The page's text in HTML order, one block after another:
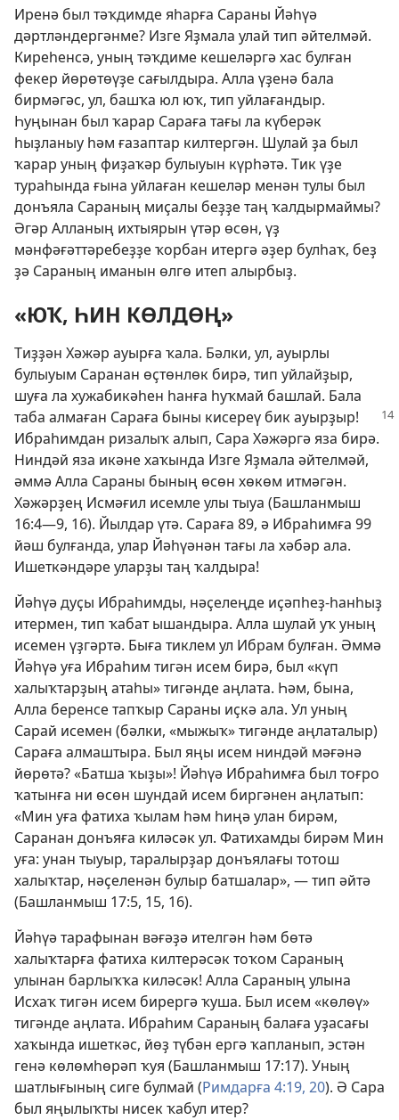
Иренә был тәҡдимде яһарға Сараны Йәһүә
дәртләндергәнме? Изге Яҙмала улай тип әйтелмәй.
Киреһенсә, уның тәҡдиме кешеләргә хас булған
фекер йөрөтөүҙе сағылдыра. Алла үҙенә бала
бирмәгәс, ул, башҡа юл юҡ, тип уйлағандыр.
Һуңынан был ҡарар Сараға тағы ла күберәк
һыҙланыу һәм ғазаптар килтергән. Шулай ҙа был
ҡарар уның фиҙаҡәр булыуын күрһәтә. Тик үҙе
тураһында ғына уйлаған кешеләр менән тулы был
донъяла Сараның миҫалы беҙҙе таң ҡалдырмаймы?
Әгәр Алланың ихтыярын үтәр өсөн, үҙ
мәнфәғәттәребеҙҙе ҡорбан итергә әҙер булһаҡ, беҙ
ҙә Сараның иманын өлгө итеп алырбыҙ.
«ЮҠ, ҺИН КӨЛДӨҢ»
Тиҙҙән Хәжәр ауырға ҡала. Бәлки, ул, ауырлы
булыуым Саранан өҫтөнлөк бирә, тип уйлайҙыр,
шуға ла хужабикәһен һанға һуҡмай башлай. Бала
таба алмаған Сараға быны кисереү бик ауырҙыр!
Ибраһимдан ризалыҡ алып, Сара Хәжәргә яза бирә.
Ниндәй яза икәне хаҡында Изге Яҙмала әйтелмәй,
әммә Алла Сараны бының өсөн хөкөм итмәгән.
Хәжәрҙең Исмәғил исемле улы тыуа (Башланмыш
16:4—9, 16). Йылдар үтә. Сараға 89, ә Ибраһимға 99
йәш булғанда, улар Йәһүәнән тағы ла хәбәр ала.
Ишеткәндәре уларҙы таң ҡалдыра!
Йәһүә дуҫы Ибраһимды, нәҫелеңде иҫәпһеҙ-һанһыҙ
итермен, тип ҡабат ышандыра. Алла шулай уҡ уның
исемен үҙгәртә. Быға тиклем ул Ибрам булған. Әммә
Йәһүә уға Ибраһим тигән исем бирә, был «күп
халыҡтарҙың атаһы» тигәнде аңлата. Һәм, бына,
Алла беренсе тапҡыр Сараны иҫкә ала. Ул уның
Сарай исемен (бәлки, «мыжыҡ» тигәнде аңлаталыр)
Сараға алмаштыра. Был яңы исем ниндәй мәғәнә
йөрөтә? «Батша ҡыҙы»! Йәһүә Ибраһимға был тоғро
ҡатынға ни өсөн шундай исем биргәнен аңлатып:
«Мин уға фатиха ҡылам һәм һиңә улан бирәм,
Саранан донъяға киләсәк ул. Фатихамды бирәм Мин
уға: унан тыуыр, таралырҙар донъялағы тотош
халыҡтар, нәҫеленән булыр батшалар», — тип әйтә
(Башланмыш 17:5, 15, 16).
Йәһүә тарафынан вәғәҙә ителгән һәм бөтә
халыҡтарға фатиха килтерәсәк тоҡом Сараның
улынан барлыҡҡа киләсәк! Алла Сараның улына
Исхаҡ тигән исем бирергә ҡуша. Был исем «көлөү»
тигәнде аңлата. Ибраһим Сараның балаға уҙасағы
хаҡында ишеткәс, йөҙ түбән ергә ҡапланып, эстән
генә көлөмһөрәп ҡуя (Башланмыш 17:17). Уның
шатлығының сиге булмай (Римдарға 4:19, 20). Ә Сара
был яңылыҡты нисек ҡабул итер?